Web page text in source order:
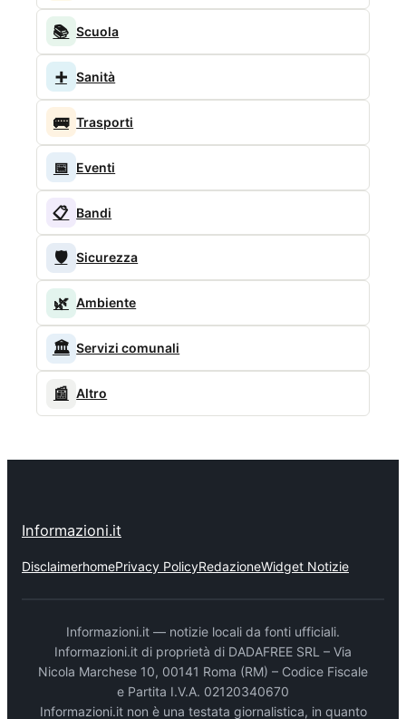
📚 Scuola
➕ Sanità
🚌 Trasporti
📅 Eventi
📋 Bandi
🛡️ Sicurezza
🌿 Ambiente
🏛️ Servizi comunali
📰 Altro
Informazioni.it
DisclaimerhomePrivacy PolicyRedazioneWidget Notizie
Informazioni.it — notizie locali da fonti ufficiali.
Informazioni.it di proprietà di DADAFREE SRL – Via
Nicola Marchese 10, 00141 Roma (RM) – Codice Fiscale
e Partita I.V.A. 02120340670
Informazioni.it non è una testata giornalistica, in quanto